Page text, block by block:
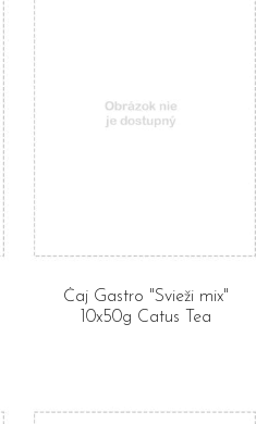
Čaj Gastro "Svieži mix"
10x50g Catus Tea